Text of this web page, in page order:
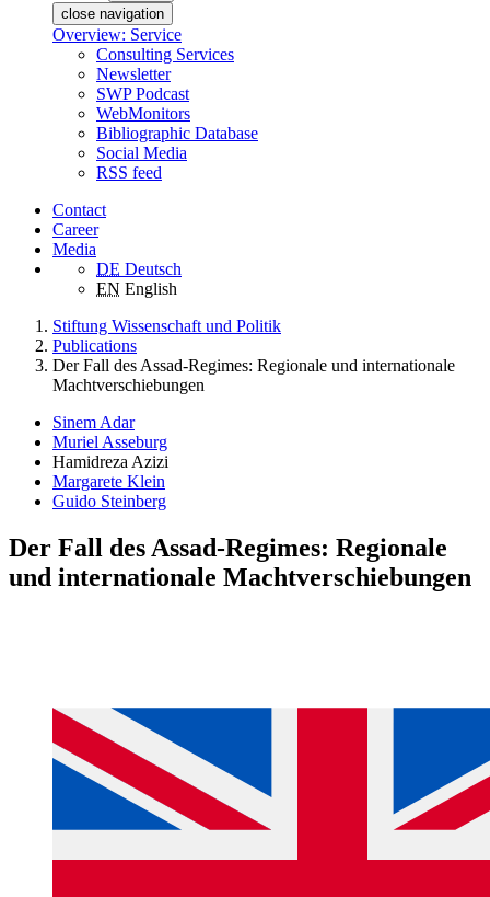
close navigation
Overview: Service
Consulting Services
Newsletter
SWP Podcast
WebMonitors
Bibliographic Database
Social Media
RSS feed
Contact
Career
Media
DE Deutsch
EN English
Stiftung Wissenschaft und Politik
Publications
Der Fall des Assad-Regimes: Regionale und internationale
Machtverschiebungen
Sinem Adar
Muriel Asseburg
Hamidreza Azizi
Margarete Klein
Guido Steinberg
Der Fall des Assad-Regimes: Regionale
und internationale Machtverschiebungen